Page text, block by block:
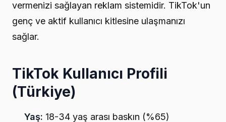
vermenizi sağlayan reklam sistemidir. TikTok'un
genç ve aktif kullanıcı kitlesine ulaşmanızı
sağlar.
TikTok Kullanıcı Profili
(Türkiye)
Yaş: 18-34 yaş arası baskın (%65)